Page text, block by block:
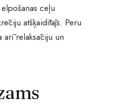
ceļu
atšķaidītājs. Peru
arī relaksāciju un